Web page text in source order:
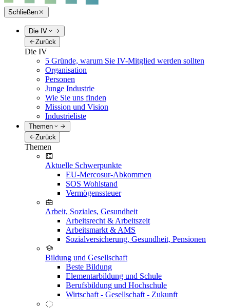
Schließen
Die IV
Zurück
Die IV
5 Gründe, warum Sie IV-Mitglied werden sollten
Organisation
Personen
Junge Industrie
Wie Sie uns finden
Mission und Vision
Industrieliste
Themen
Zurück
Themen
Aktuelle Schwerpunkte
EU-Mercosur-Abkommen
SOS Wohlstand
Vermögenssteuer
Arbeit, Soziales, Gesundheit
Arbeitsrecht & Arbeitszeit
Arbeitsmarkt & AMS
Sozialversicherung, Gesundheit, Pensionen
Bildung und Gesellschaft
Beste Bildung
Elementarbildung und Schule
Berufsbildung und Hochschule
Wirtschaft - Gesellschaft - Zukunft